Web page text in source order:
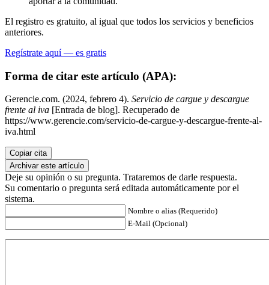
El registro es gratuito, al igual que todos los servicios y beneficios
anteriores.
Regístrate aquí — es gratis
Forma de citar este artículo (APA):
Gerencie.com. (2024, febrero 4). Servicio de cargue y descargue
frente al iva [Entrada de blog]. Recuperado de
https://www.gerencie.com/servicio-de-cargue-y-descargue-frente-al-
iva.html
Copiar cita
Archivar este artículo
Deje su opinión o su pregunta. Trataremos de darle respuesta.
Su comentario o pregunta será editada automáticamente por el
sistema.
Nombre o alias (Requerido)
E-Mail (Opcional)